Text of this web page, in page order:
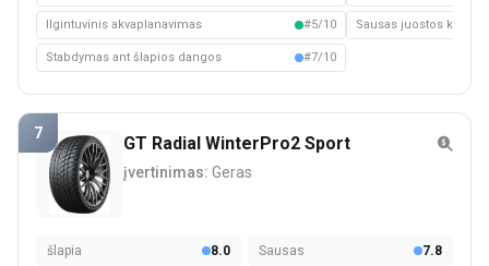
Ilgintuvinis akvaplanavimas #5/10
Stabdymas ant šlapios dangos #7/10
Sausas juostos
7 GT Radial WinterPro2 Sport
įvertinimas: Geras
šlapia 8.0 Sausas 7.8